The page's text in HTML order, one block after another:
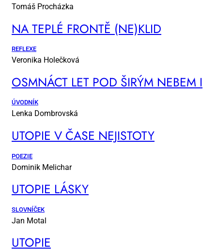
Tomáš Procházka
NA TEP­LÉ FRON­TĚ (NE)KLID
REFLEXE
Veronika Holečková
OSM­NÁCT LET POD ŠI­RÝM NE­BEM I
ÚVODNÍK
Lenka Dombrovská
UTO­PIE V ČA­SE NE­JIS­TO­TY
POEZIE
Dominik Melichar
UTO­PIE LÁS­KY
SLOVNÍČEK
Jan Motal
UTO­PIE